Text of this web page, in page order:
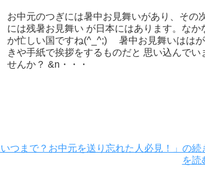
お中元のつぎには暑中お見舞いがあり、その
には残暑お見舞い が日本にはあります。なか
か忙しい国ですね(^_^;) 暑中お見舞いははが
きや手紙で挨拶をするものだと 思い込んでい
せんか？ &n・・・
つまで？お中元を送り忘れた人必見！」の続
を読